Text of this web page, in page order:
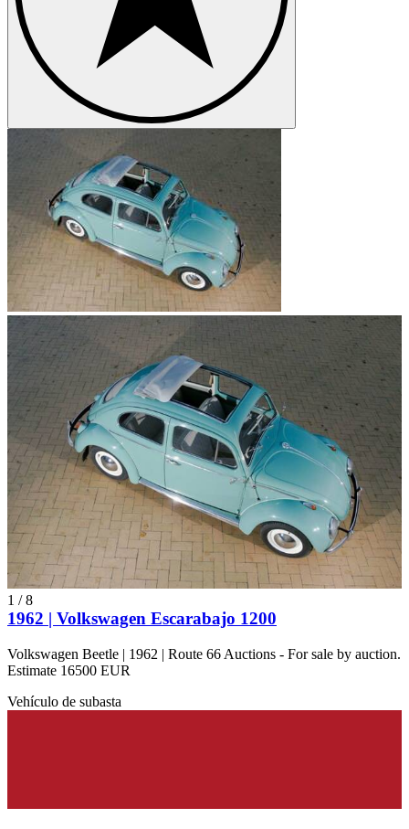
1 /8
1962 | Volkswagen Escarabajo 1200
Volkswagen Beetle | 1962 | Route 66 Auctions - For sale by auction.
Estimate 16500 EUR
Vehículo de subasta